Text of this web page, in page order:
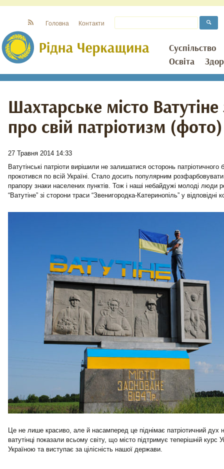
Суспільство
Освіта
Головна Контакти
Шахтарське місто
про свій патріотизм (фото)
27 Травня 2014 14:33
Ватутінські патріоти вирішили не залишатися осторонь
прокотився по всій Україні. Стало досить популярним
прапору знаки населених пунктів. Тож і наші небайдужі молоді люди
“Ватутіне” зі сторони траси “Звенигородка-Катеринопіль” у відповідні
Це не лише красиво, але й насамперед це піднімає патріотичний дух
ватутінці показали всьому світу, що місто підтримує теперішній курс
Україною та виступає за цілісність нашої держави.